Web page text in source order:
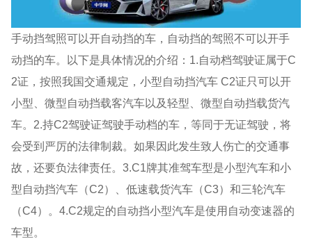
手动挡驾照可以开自动挡的车，自动挡的驾照不可以开手
动挡的车。以下是具体情况的介绍：1.自动档驾驶证属于C
2证，按照我国交通规定，小型自动挡汽车 C2证只可以开
小型、微型自动挡载客汽车以及轻型、微型自动挡载货汽
车。2.持C2驾驶证驾驶手动档的车，等同于无证驾驶，将
会受到严厉的法律制裁。如果因此发生致人伤亡的交通事
故，还要负法律责任。3.C1牌其准驾车型是小型汽车和小
型自动挡汽车（C2）、低速载货汽车（C3）和三轮汽车
（C4）。4.C2规定的自动挡小型汽车是使用自动变速器的
车型。